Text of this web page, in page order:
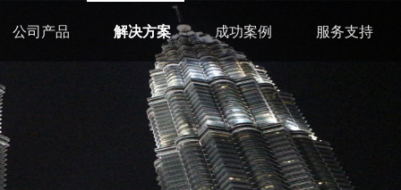
公司产品 解决方案 成功案例 服务支持